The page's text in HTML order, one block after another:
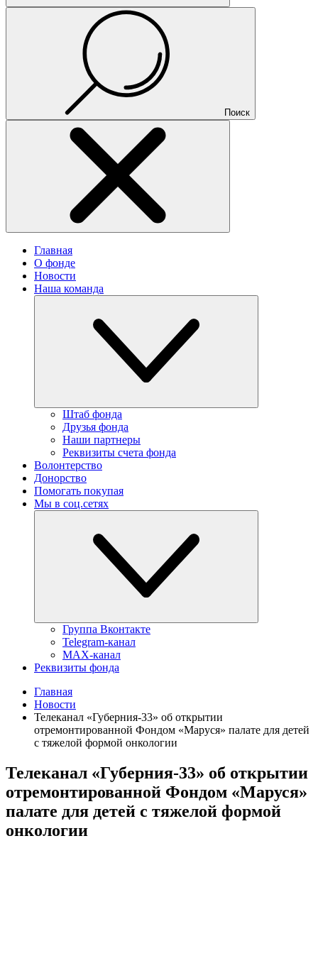
Поиск
Главная
О фонде
Новости
Наша команда
Штаб фонда
Друзья фонда
Наши партнеры
Реквизиты счета фонда
Волонтерство
Донорство
Помогать покупая
Мы в соц.сетях
Группа Вконтакте
Telegram-канал
MAX-канал
Реквизиты фонда
Главная
Новости
Телеканал «Губерния-33» об открытии
отремонтированной Фондом «Маруся» палате для детей
с тяжелой формой онкологии
Телеканал «Губерния-33» об открытии
отремонтированной Фондом «Маруся»
палате для детей с тяжелой формой
онкологии